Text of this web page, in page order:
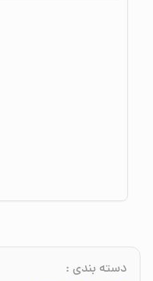
دسته بندی :